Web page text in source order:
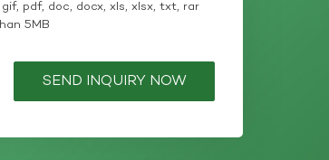
pdf, doc, docx, xls, xlsx, txt, rar
5MB
SEND INQUIRY NOW